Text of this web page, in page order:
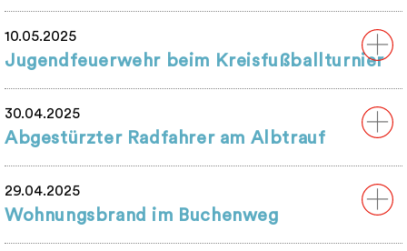
10.05.2025
Jugendfeuerwehr beim Kreisfußballturnier
30.04.2025
Abgestürzter Radfahrer am Albtrauf
29.04.2025
Wohnungsbrand im Buchenweg